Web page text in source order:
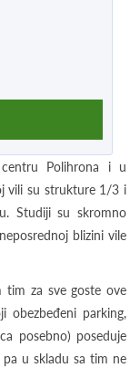
Polihrona i u
vili su strukture 1/3 i
Studiji su skromno
blizini vile
tim za sve goste ove
obezbeđeni parking,
posebno) poseduje
u skladu sa tim ne